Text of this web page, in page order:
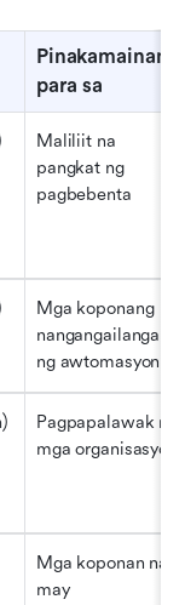
Pinakamainam
para sa
Maliliit na
pangkat ng
pagbebenta
Mga koponang
nangangailangan
ng awtomasyon
Pagpapalawak ng
mga organisasyon
Mga koponan na
may